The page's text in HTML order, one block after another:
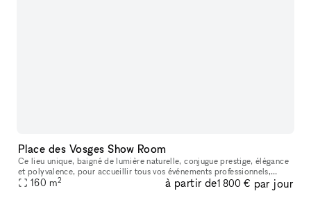
Place des Vosges Show Room
Ce lieu unique, baigné de lumière naturelle, conjugue prestige, élégance
et polyvalence, pour accueillir tous vos événements professionnels,
privés ou créatifs. Que vous soyez à la recherche d’un lie
160 m2 à partir de1 800 € par jour